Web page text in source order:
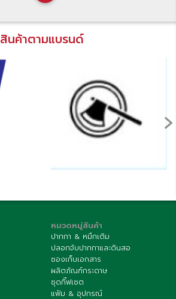
สินค้าตามแบรนด์
›
หมวดหมู่สินค้า
ปากกา & หมึกเติม
ปลอกจับปากกาและดินสอ
ซองเก็บเอกสาร
ผลิตภัณฑ์กระดาษ
ชุดกิ๊ฟเซต
แฟ้ม & อุปกรณ์